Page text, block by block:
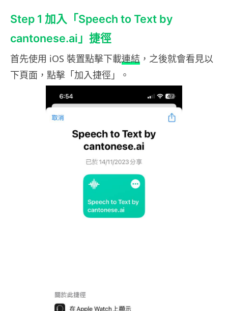
Step 1 加入「Speech to Text by
cantonese.ai」捷徑
首先使用 iOS 裝置點擊下載連結 ，之後就會看見以
下頁面，點擊「加入捷徑」。